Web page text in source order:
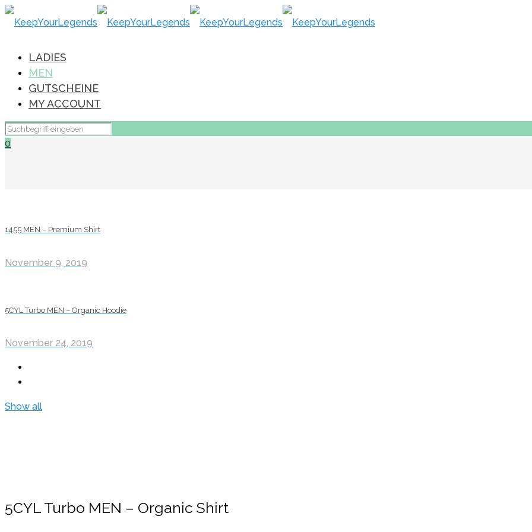
LADIES
MEN
GUTSCHEINE
MY ACCOUNT
0
1455 MEN – Premium Shirt
November 9, 2019
5CYL Turbo MEN – Organic Hoodie
November 24, 2019
Show all
5CYL Turbo MEN – Organic Shirt